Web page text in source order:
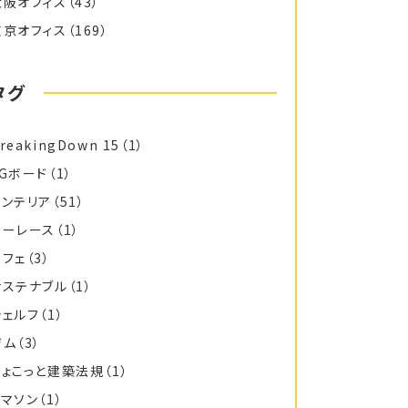
オフィス （169）
グ
15 （1）
ボード （1）
テリア （51）
レース （1）
ェ （3）
テナブル （1）
ルフ （1）
（3）
こっと建築法規 （1）
ソン （1）